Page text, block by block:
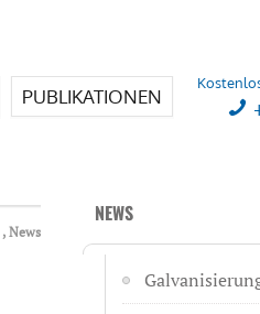
PUBLIKATIONEN
, News
NEWS